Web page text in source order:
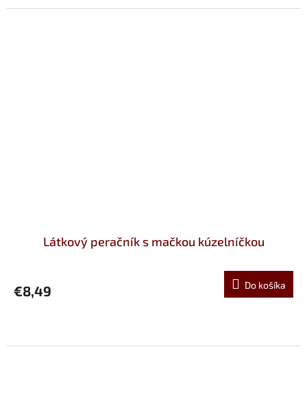
Látkový peračník s mačkou kúzelníčkou
€8,49 Do košíka